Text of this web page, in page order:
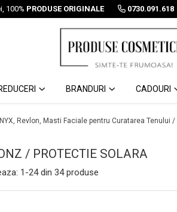
100% PRODUSE ORIGINALE 0730.091.618
BRANDURI CADOURI
Revlon, Masti Faciale pentru Curatarea Tenului /
/ PROTECTIE SOLARA
1-24din 34produse